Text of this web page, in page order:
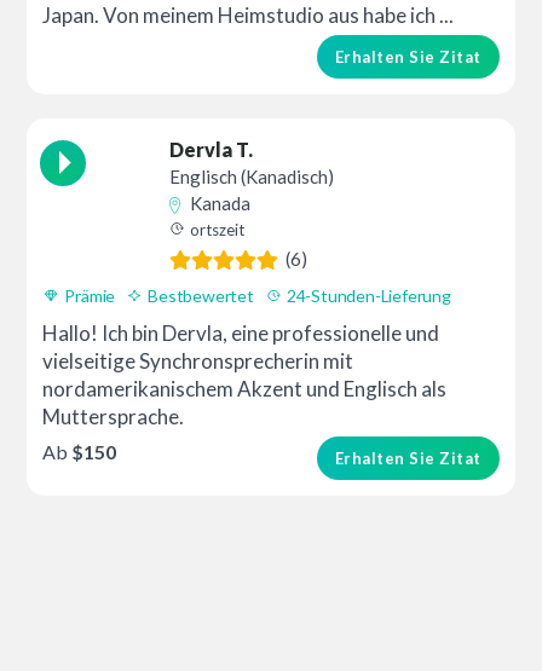
Japan. Von meinem Heimstudio aus habe ich ...
Erhalten Sie Zitat
Dervla T.
Englisch (Kanadisch)
Kanada
ortszeit
(6)
Prämie Bestbewertet 24-Stunden-Lieferung
Hallo! Ich bin Dervla, eine professionelle und
vielseitige Synchronsprecherin mit
nordamerikanischem Akzent und Englisch als
Muttersprache.
Erhalten Sie Zitat
Ab $150